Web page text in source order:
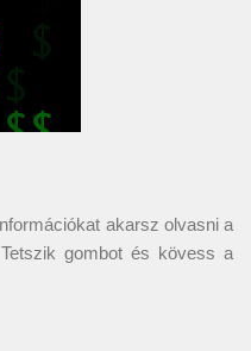
akarsz olvasni a
gombot és kövess a